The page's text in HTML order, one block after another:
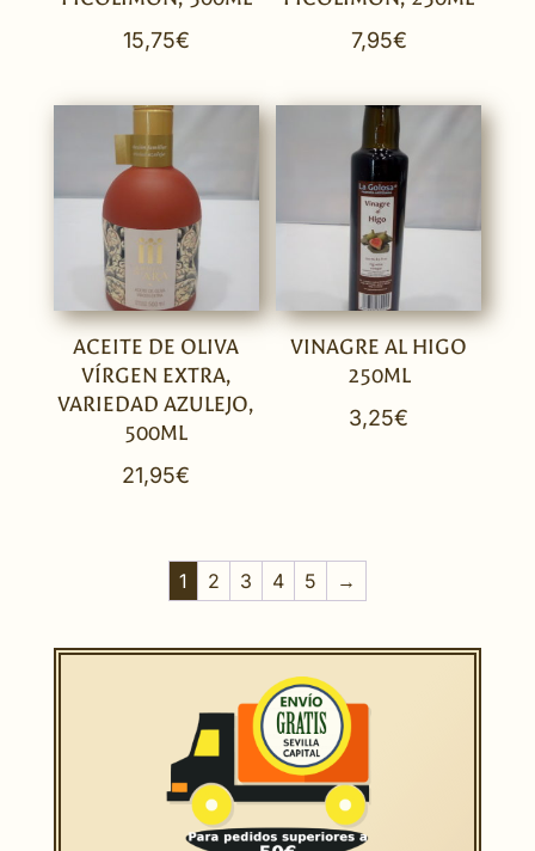
15,75€
7,95€
ACEITE DE OLIVA
VÍRGEN EXTRA,
VARIEDAD AZULEJO,
500ML
21,95€
VINAGRE AL HIGO
250ML
3,25€
1 2 3 4 5 →